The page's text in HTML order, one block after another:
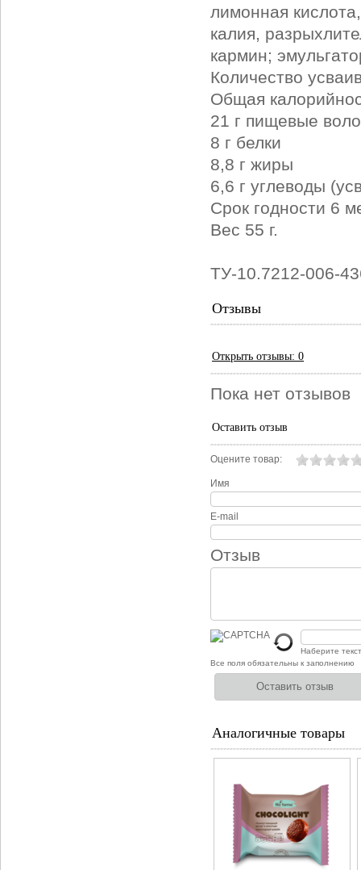
лимонная
калия,
кармин;
Количество
Общая
21 г пищевые
8 г белки
8,8 г жиры
6,6 г углеводы
Срок годности 6
Вес 55 г.
ТУ-10.7212-006-
Отзывы
Открыть отзывы: 0
Пока нет отзывов
Оставить отзыв
Оцените товар:
Имя
E-mail
Отзыв
Наберите
Все поля обязательны к заполнению
Аналогичные товары